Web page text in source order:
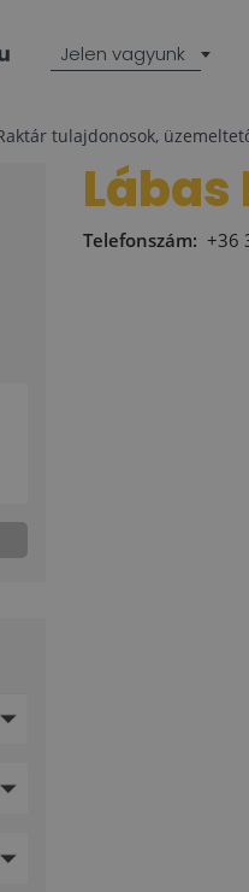
Jelen vagyunk
tulajdonosok,
Telefonszám: +36